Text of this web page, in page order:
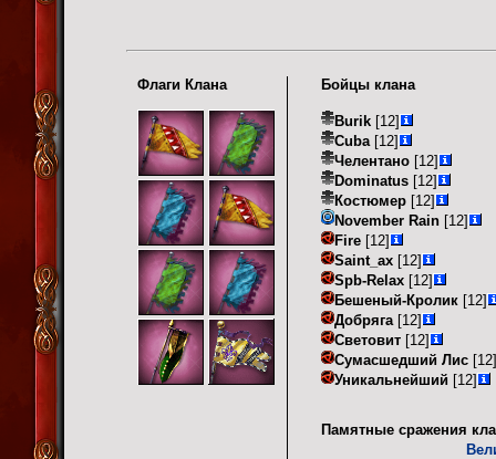
Флаги Клана Бойцы клана
Burik [12]
Cuba [12]
Челентано [12]
Dominatus [12]
Костюмер [12]
November Rain [12]
Fire [12]
Saint_ax [12]
Spb-Relax [12]
Бешеный-Кролик [12]
Добряга [12]
Световит [12]
Сумасшедший Лис [12]
Уникальнейший [12]
Памятные сражения